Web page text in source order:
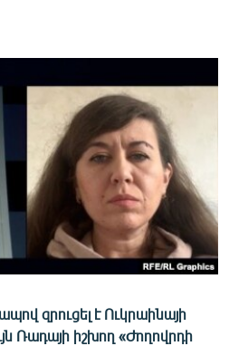
զրուցել է Ուկրաինայի
Ռադայի իշխող «Ժողովրդի